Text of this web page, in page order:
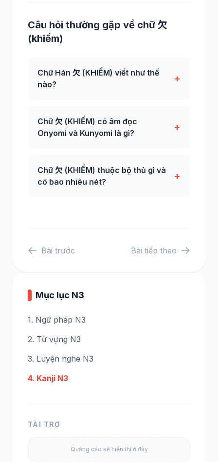
Câu hỏi thường gặp về chữ 欠
(khiếm)
Chữ Hán 欠 (KHIẾM) viết như thế
nào?
+
Chữ 欠 (KHIẾM) có âm đọc
Onyomi và Kunyomi là gì?
+
Chữ 欠 (KHIẾM) thuộc bộ thủ gì và
có bao nhiêu nét?
+
Bài trước Bài tiếp theo
Mục lục N3
1. Ngữ pháp N3
2. Từ vựng N3
3. Luyện nghe N3
4. Kanji N3
TÀI TRỢ
Quảng cáo sẽ hiển thị ở đây